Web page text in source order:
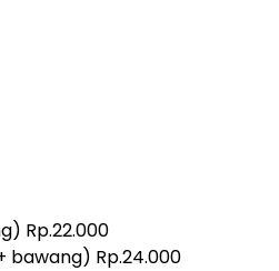
Rp.22.000
Rp.24.000